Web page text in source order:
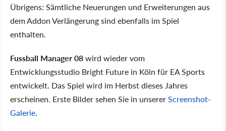
Übrigens: Sämtliche Neuerungen und Erweiterungen aus
dem Addon Verlängerung sind ebenfalls im Spiel
enthalten.
Fussball Manager 08wird wieder vom
Entwicklungsstudio Bright Future in Köln für EA Sports
entwickelt. Das Spiel wird im Herbst dieses Jahres
erscheinen. Erste Bilder sehen Sie in unsererScreenshot-
Galerie.